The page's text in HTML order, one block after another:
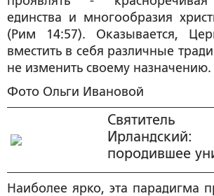
единства и многообразия
(Рим 14:57). Оказывается,
вместить в себя различные
не изменить своему назначению.
Фото Ольги Ивановой
Ирландский:
породившее
Наиболее ярко, эта парадигма